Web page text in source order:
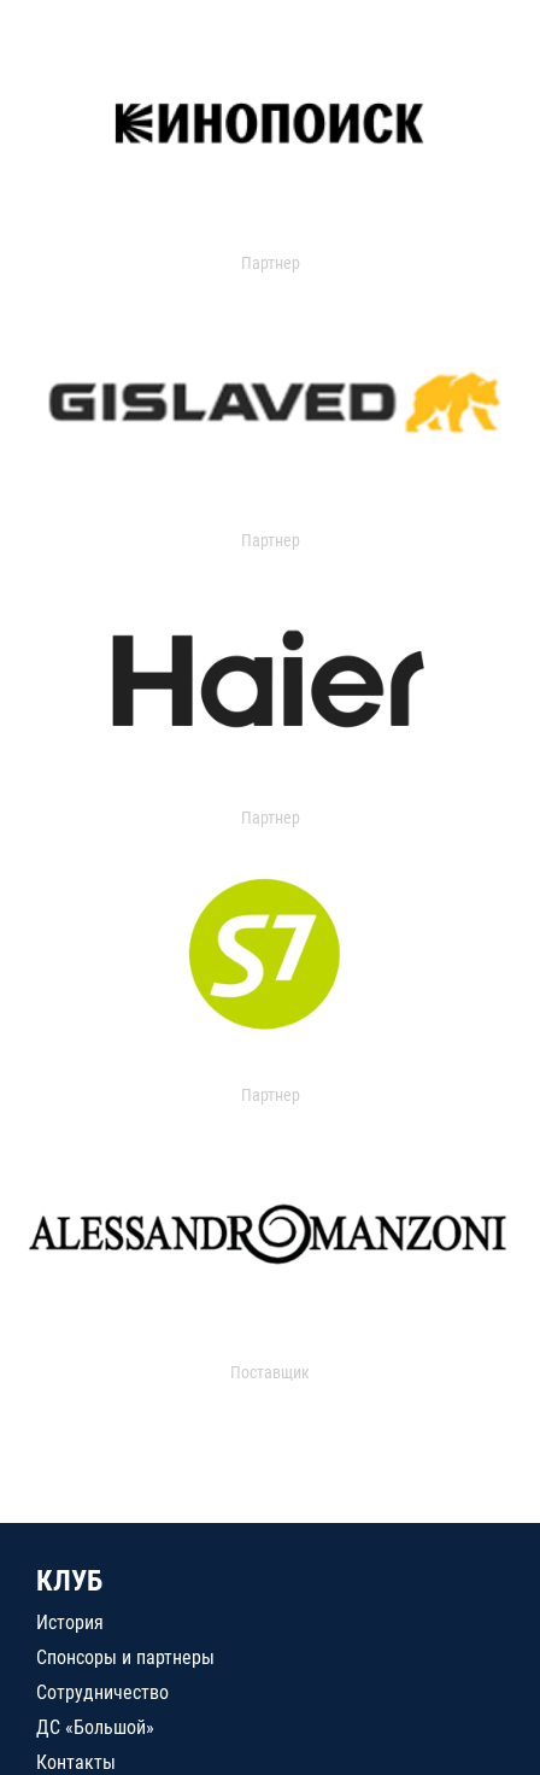
Партнер
Партнер
Партнер
Партнер
Поставщик
КЛУБ
История
Спонсоры и партнеры
Сотрудничество
ДС «Большой»
Контакты